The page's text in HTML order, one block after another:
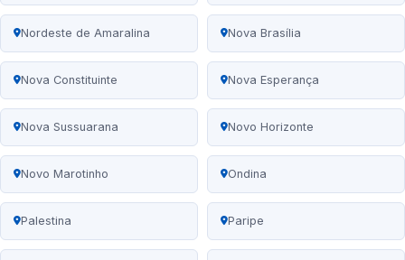
Nordeste de Amaralina Nova Brasília
Nova Constituinte Nova Esperança
Nova Sussuarana Novo Horizonte
Novo Marotinho Ondina
Palestina Paripe